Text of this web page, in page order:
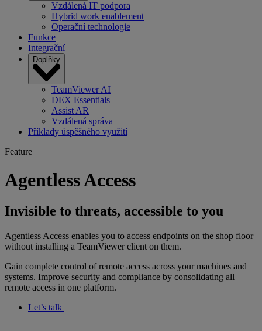
Vzdálená IT podpora
Hybrid work enablement
Operační technologie
Funkce
Integrační
Doplňky
TeamViewer AI
DEX Essentials
Assist AR
Vzdálená správa
Příklady úspěšného využití
Feature
Agentless Access
Invisible to threats, accessible to you
Agentless Access enables you to access endpoints on the shop floor
without installing a TeamViewer client on them.
Gain complete control of remote access across your machines and
systems. Improve security and compliance by consolidating all
remote access in one platform.
Let’s talk